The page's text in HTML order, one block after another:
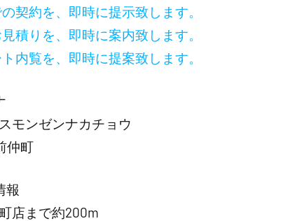
契約を、即時に提示致します。
積りを、即時に案内致します。
内覧を、即時に提案致します。
モンゼンナカチョウ
仲町
報
店まで約200m